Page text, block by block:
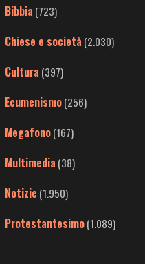
Bibbia (723)
Chiese e società (2.030)
Cultura (397)
Ecumenismo(256)
Megafono(167)
Multimedia (38)
Notizie (1.950)
Protestantesimo(1.089)